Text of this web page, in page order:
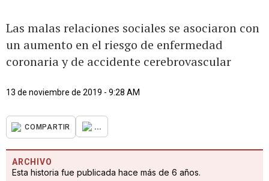
Las malas relaciones sociales se asociaron con
un aumento en el riesgo de enfermedad
coronaria y de accidente cerebrovascular
13 de noviembre de 2019 - 9:28 AM
COMPARTIR ...
ARCHIVO
Esta historia fue publicada hace más de 6 años.